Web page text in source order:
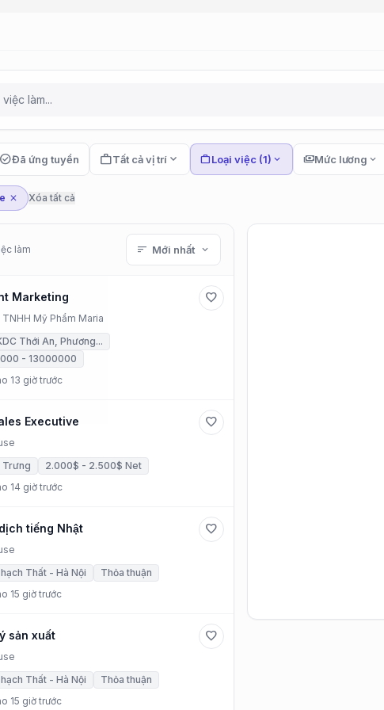
check_circleĐã ứng tuyển workTất cả vị trí expand_more workLoại việc (1) expand_more paymentsMức lương expand_more
close Xóa tất cả
làm sort Mới nhất expand_more
favorite
Marketing
Mỹ Phẩm Maria
Thới An, Phương...
- 13000000
13 giờ trước
favorite
Executive
Trưng
2.000$ - 2.500$ Net
14 giờ trước
favorite
tiếng Nhật
Thất - Hà Nội
Thỏa thuận
15 giờ trước
favorite
sản xuất
Thất - Hà Nội
Thỏa thuận
15 giờ trước